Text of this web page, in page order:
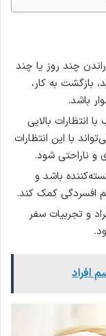
چند روز یا چند
بازگشت به کار،
باشد.
انتظارات بالایی
با این انتظارات
و ناراحتی شود.
باشد و
افسردگی کمک کند.
و تجربیات سفر
افراد